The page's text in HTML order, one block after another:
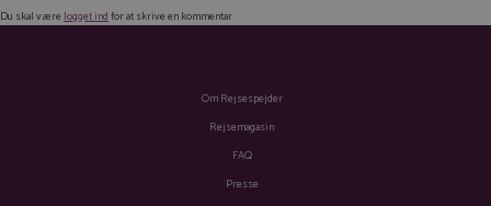
Du skal værelogget indfor at skrive en kommentar
Om Rejsespejder
Rejsemagasin
FAQ
Presse